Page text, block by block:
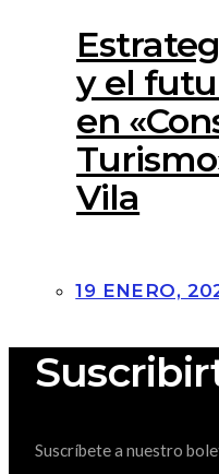
y el
en
Vila
19 ENERO,
Suscríbete a nuestro